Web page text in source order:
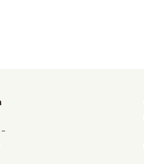
-